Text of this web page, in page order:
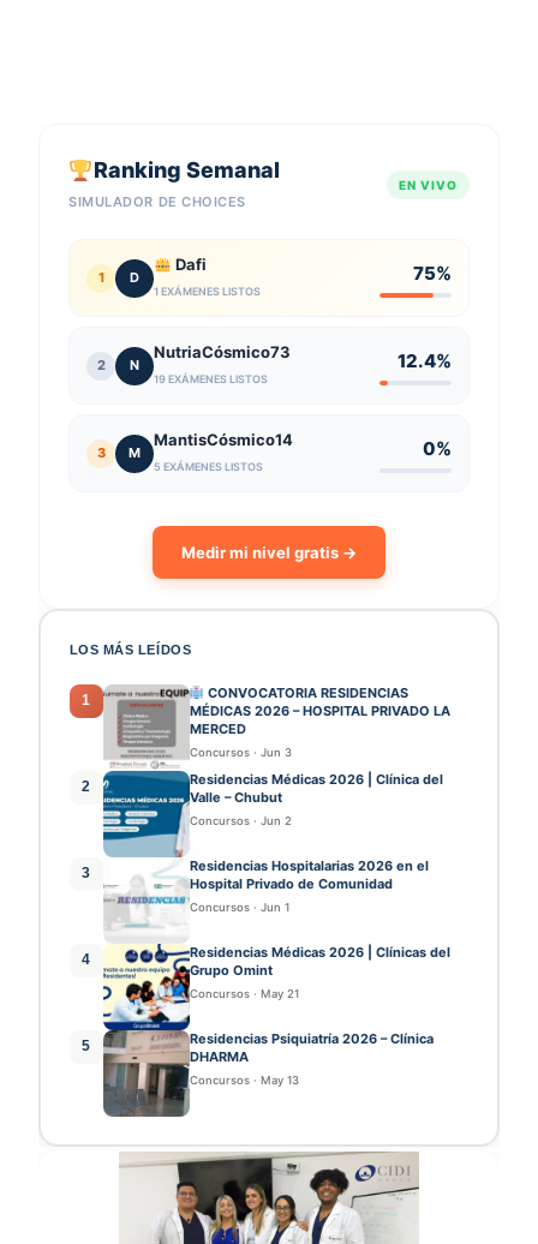
Ranking Semanal
SIMULADOR DE CHOICES
EN VIVO
1 D
Dafi
1 EXÁMENES LISTOS
75%
2 N
NutriaCósmico73
19 EXÁMENES LISTOS
12.4%
3 M
MantisCósmico14
5 EXÁMENES LISTOS
0%
Medir mi nivel gratis →
LOS MÁS LEÍDOS
1
CONVOCATORIA RESIDENCIAS
MÉDICAS 2026 – HOSPITAL PRIVADO LA
MERCED
Concursos · Jun 3
2
Residencias Médicas 2026 | Clínica del
Valle – Chubut
Concursos · Jun 2
3
Residencias Hospitalarias 2026 en el
Hospital Privado de Comunidad
Concursos · Jun 1
4
Residencias Médicas 2026 | Clínicas del
Grupo Omint
Concursos · May 21
5
Residencias Psiquiatría 2026 – Clínica
DHARMA
Concursos · May 13